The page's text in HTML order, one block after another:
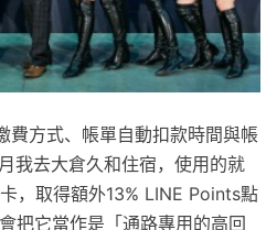
費方式、帳單自動扣款時間與帳
我去大倉久和住宿，使用的就
，取得額外13% LINE Points點
把它當作是「通路專用的高回